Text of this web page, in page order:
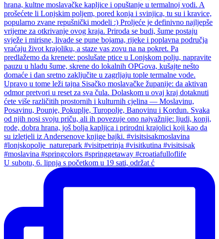
U subotu, 6. lipnja s početkom u 19 sati, održat ć